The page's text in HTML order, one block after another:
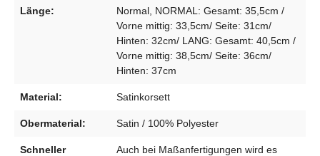
Länge:
Normal, NORMAL: Gesamt: 35,5cm /
Vorne mittig: 33,5cm/ Seite: 31cm/
Hinten: 32cm/ LANG: Gesamt: 40,5cm /
Vorne mittig: 38,5cm/ Seite: 36cm/
Hinten: 37cm
Material: Satinkorsett
Obermaterial: Satin / 100% Polyester
Schneller
Auch bei Maßanfertigungen wird es